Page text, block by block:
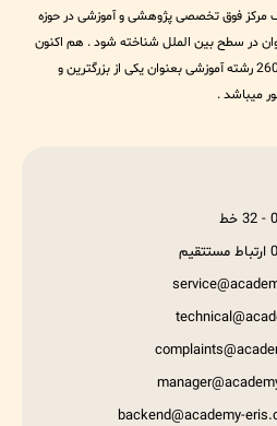
مرکز فوق تخصصی پژوهشی و آموزشی در حوزه
در سطح بین الملل شناخته شود . هم اکنون
این مجموعه با دارا بودن بیش از 260 رشته آموزشی بعنوان یکی از بزرگترین و
میباشد .